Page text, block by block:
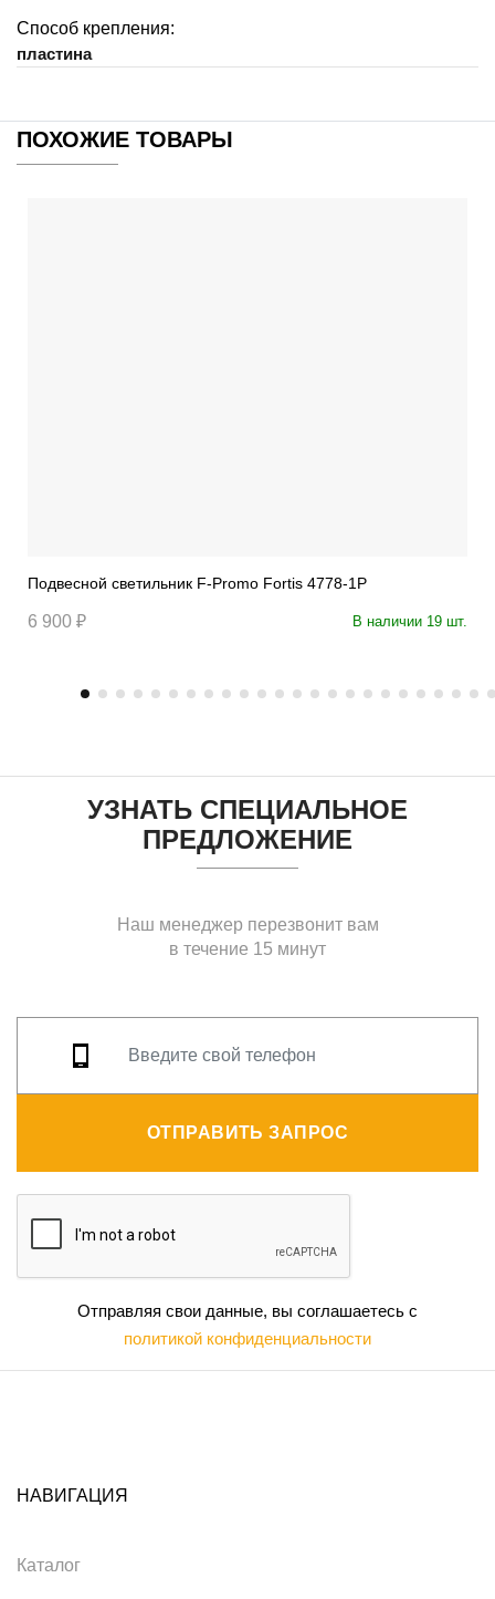
Способ крепления:
пластина
ПОХОЖИЕ ТОВАРЫ
Подвесной светильник F-Promo Fortis 4778-1P
6 900 ₽ В наличии 19 шт.
УЗНАТЬ СПЕЦИАЛЬНОЕ
ПРЕДЛОЖЕНИЕ
Наш менеджер перезвонит вам
в течение 15 минут
ОТПРАВИТЬ ЗАПРОС
Отправляя свои данные, вы соглашаетесь с
политикой конфиденциальности
НАВИГАЦИЯ
Каталог